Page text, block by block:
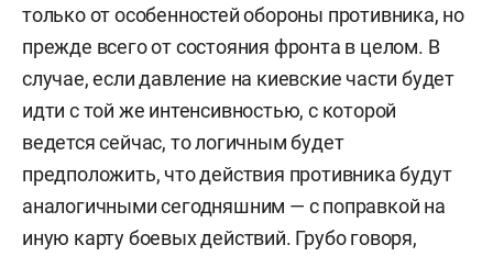
только от особенностей обороны противника, но
прежде всего от состояния фронта в целом. В
случае, если давление на киевские части будет
идти с той же интенсивностью, с которой
ведется сейчас, то логичным будет
предположить, что действия противника будут
аналогичными сегодняшним — с поправкой на
иную карту боевых действий. Грубо говоря,